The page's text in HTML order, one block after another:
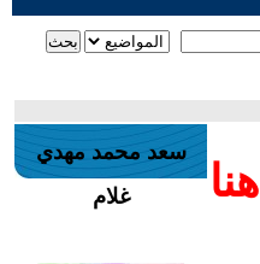
سعد محمد مهدي
غلام